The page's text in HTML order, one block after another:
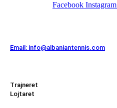
Facebook Instagram
Email: info@albaniantennis.com
Trajneret
Lojtaret